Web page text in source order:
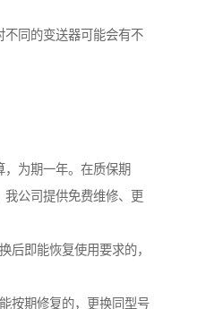
不同的变送器可能会有不
，为期一年。在质保期
公司提供免费维修、更
后即能恢复使用要求的，
按期修复的，更换同型号